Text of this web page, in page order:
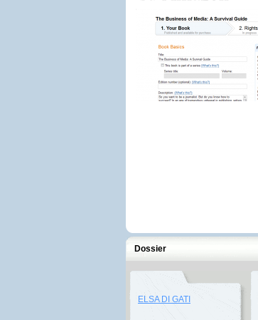
Dossier
ELSA DI GATI